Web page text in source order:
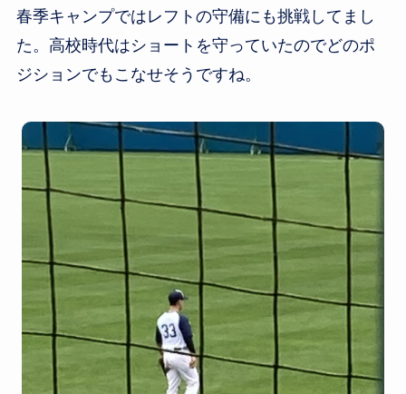
春季キャンプではレフトの守備にも挑戦してまし
た。高校時代はショートを守っていたのでどのポ
ジションでもこなせそうですね。